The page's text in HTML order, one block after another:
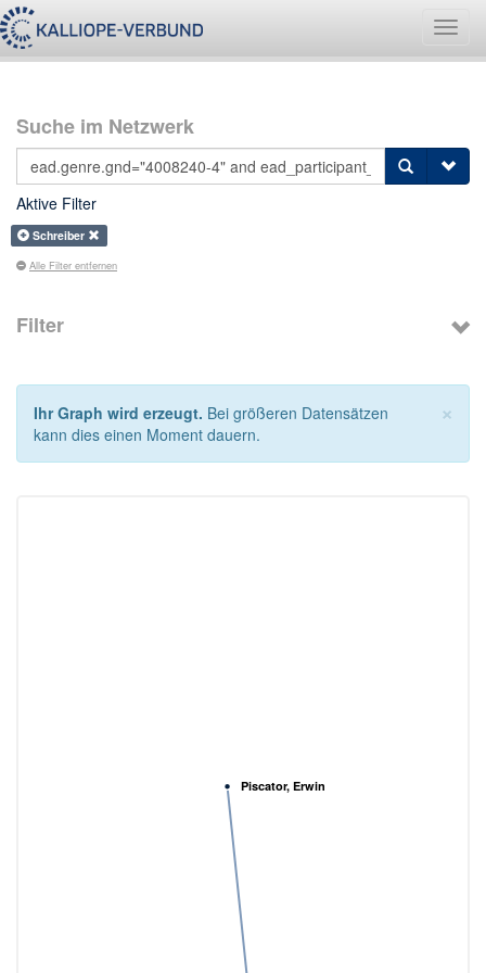
Suche im Netzwerk
Aktive Filter
Schreiber
Alle Filter entfernen
Filter
×
Ihr Graph wird erzeugt. Bei größeren Datensätzen
kann dies einen Moment dauern.
Piscator, Erwin